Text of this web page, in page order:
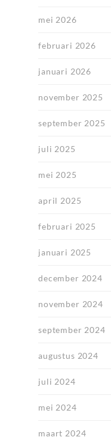
mei 2026
februari 2026
januari 2026
november 2025
september 2025
juli 2025
mei 2025
april 2025
februari 2025
januari 2025
december 2024
november 2024
september 2024
augustus 2024
juli 2024
mei 2024
maart 2024